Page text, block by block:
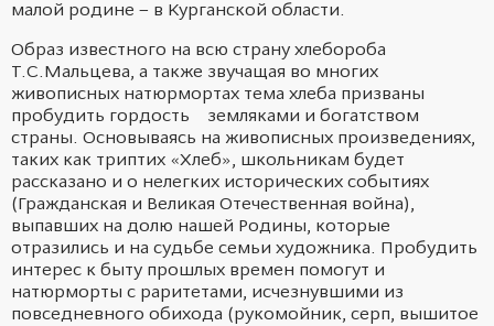
малой родине – в Курганской области.
Образ известного на всю страну хлебороба
Т.С.Мальцева, а также звучащая во многих
живописных натюрмортах тема хлеба призваны
пробудить гордость земляками и богатством
страны. Основываясь на живописных произведениях,
таких как триптих «Хлеб», школьникам будет
рассказано и о нелегких исторических событиях
(Гражданская и Великая Отечественная война),
выпавших на долю нашей Родины, которые
отразились и на судьбе семьи художника. Пробудить
интерес к быту прошлых времен помогут и
натюрморты с раритетами, исчезнувшими из
повседневного обихода (рукомойник, серп, вышитое